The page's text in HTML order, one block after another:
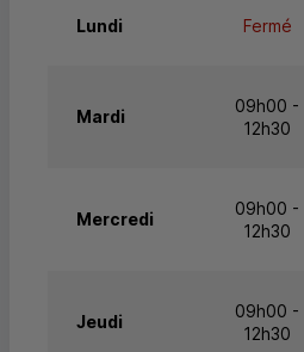
Lundi Fermé
Mardi
09h00 -
12h30
Mercredi
09h00 -
12h30
Jeudi
09h00 -
12h30